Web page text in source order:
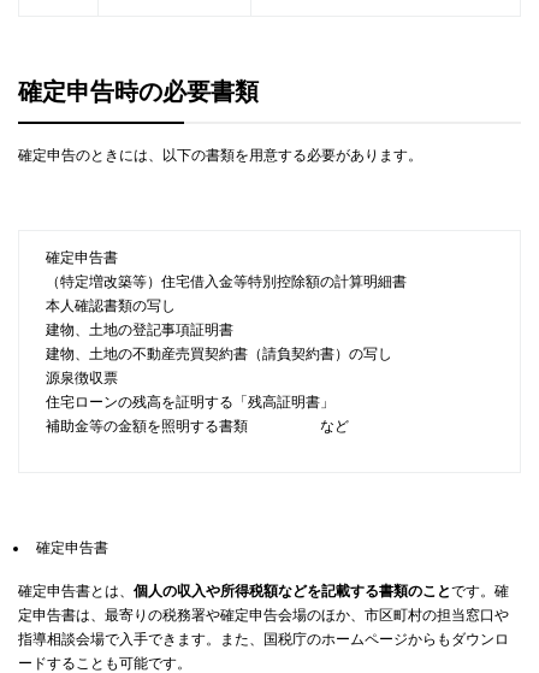
確定申告時の必要書類
確定申告のときには、以下の書類を用意する必要があります。
確定申告書
（特定増改築等）住宅借入金等特別控除額の計算明細書
本人確認書類の写し
建物、土地の登記事項証明書
建物、土地の不動産売買契約書（請負契約書）の写し
源泉徴収票
住宅ローンの残高を証明する「残高証明書」
補助金等の金額を照明する書類 など
確定申告書
確定申告書とは、 個人の収入や所得税額などを記載する書類のことです。確
定申告書は、最寄りの税務署や確定申告会場のほか、市区町村の担当窓口や
指導相談会場で入手できます。また、国税庁のホームページからもダウンロ
ードすることも可能です。